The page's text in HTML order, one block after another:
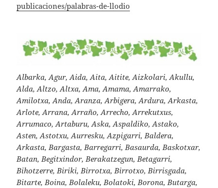
publicaciones/palabras-de-llodio
Albarka, Agur, Aida, Aita, Aitite, Aizkolari, Akullu,
Alda, Altzo, Altxa, Ama, Amama, Amarrako,
Amilotxa, Anda, Aranza, Arbigera, Ardura, Arkasta,
Arlote, Arrana, Arraño, Arrecho, Arrekutxus,
Arrumaco, Artaburu, Aska, Aspaldiko, Astako,
Asten, Astotxu, Aurresku, Azpigarri, Baldera,
Arkasta, Bargasta, Barregarri, Basaurda, Baskotxar,
Batan, Begitxindor, Berakatzegun, Betagarri,
Bihotzerre, Biriki, Birrotxa, Birrotxo, Birrisgada,
Bitarte, Boina, Bolaleku, Bolatoki, Borona, Butarga,